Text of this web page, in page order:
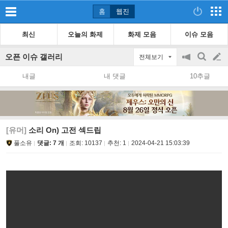
홈 웹진
최신 오늘의 화제 화제 모음 이슈 모음
오픈 이슈 갤러리 전체보기
공
지
on/off
검
색
글
쓰
내글 내 댓글 10추글
[유머] 소리 On) 고전 섹드립
풀소유 댓글: 7 개 조회: 10137 추천: 1 2024-04-21 15:03:39